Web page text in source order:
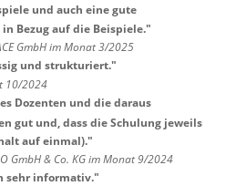
und auch eine gute
Bezug auf die Beispiele."
GmbH im Monat 3/2025
und strukturiert."
10/2024
Dozenten und die daraus
gut und, dass die Schulung jeweils
auf einmal)."
GmbH & Co. KG im Monat 9/2024
sehr informativ."